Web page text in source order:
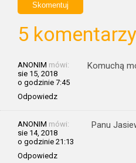
5 komentarzy
ANONIM mówi:
sie 15, 2018
o godzinie 7:45
Odpowiedz
Komuchą
ANONIM mówi:
sie 14, 2018
o godzinie 21:13
Odpowiedz
Panu